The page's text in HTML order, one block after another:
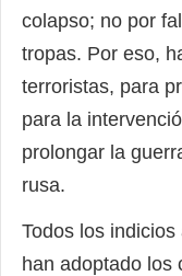
colapso; no por
tropas. Por eso,
terroristas, para
para la
prolongar la
rusa.
Todos los
han adoptado los